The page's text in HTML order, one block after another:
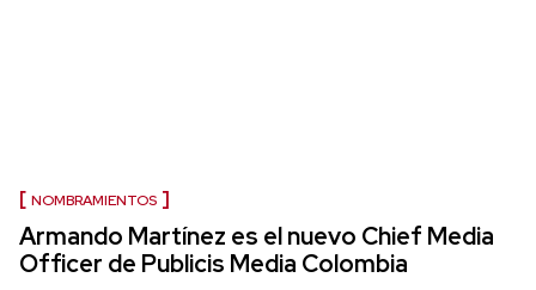
NOMBRAMIENTOS
Armando Martínez es el nuevo Chief Media
Officer de Publicis Media Colombia